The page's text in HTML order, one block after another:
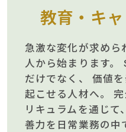
教育・キ
急激な変化が求めら
人から始まります。
だけでなく、
価値
起こせる人材へ。
リキュラムを通じて、
善力を日常業務の中